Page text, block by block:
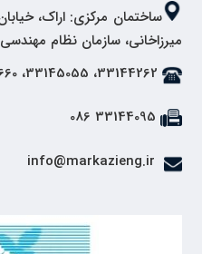
ساختمان مرکزی: اراک،
میرزاخانی، سازمان نظام
33144262، 33145055، 33144660 086
33144095 086